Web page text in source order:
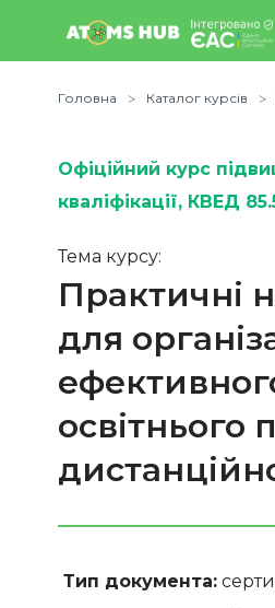
Головна Каталог курсів
Офіційний курс
кваліфікації, КВЕД
Тема курсу:
Практичні
для
освітнього
Тип документа: